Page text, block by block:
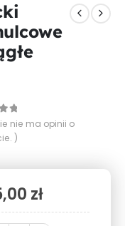
5
nie ma opinii o
)
zł